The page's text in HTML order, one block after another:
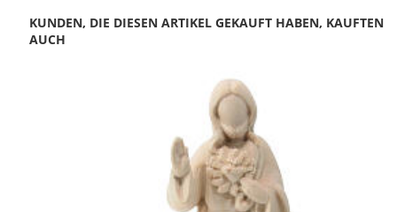
KUNDEN, DIE DIESEN ARTIKEL GEKAUFT HABEN, KAUFTEN
AUCH